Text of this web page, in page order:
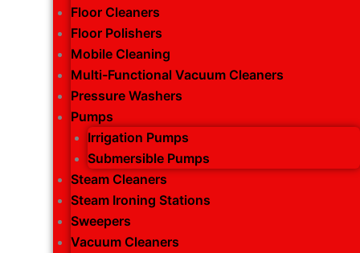
Floor Cleaners
Floor Polishers
Mobile Cleaning
Multi-Functional Vacuum Cleaners
Pressure Washers
Pumps
Irrigation Pumps
Submersible Pumps
Steam Cleaners
Steam Ironing Stations
Sweepers
Vacuum Cleaners